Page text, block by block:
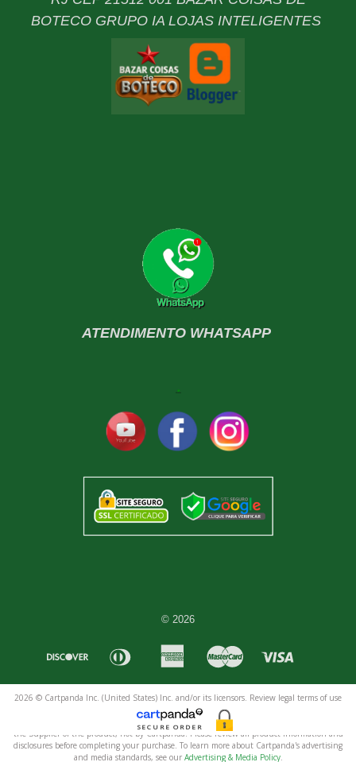
BOTECO GRUPO IA LOJAS INTELIGENTES
ATENDIMENTO WHATSAPP
© 2026
SECURE ORDER
2026 © Cartpanda Inc. (United States) Inc. and/or its licensors. Review legal terms of use
and privacy policyhere. Contact us
Advertising, product claims, and promotional materials related to this order are created by
the Supplier of the product, not by Cartpanda. Please review all product information and
disclosures before completing your purchase. To learn more about Cartpanda's advertising
and media standards, see our Advertising & Media Policy.